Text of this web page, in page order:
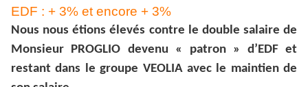
EDF : + 3% et encore + 3%
Nous nous étions élevés contre le double salaire de
Monsieur PROGLIO devenu « patron » d’EDF et
restant dans le groupe VEOLIA avec le maintien de